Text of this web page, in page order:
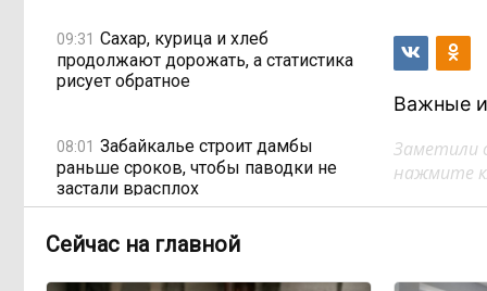
09:31 Сахар, курица и хлеб
продолжают дорожать, а статистика
рисует обратное
08:01 Забайкалье строит дамбы
раньше сроков, чтобы паводки не
застали врасплох
18:01, Вчера
Погодные качели в
Важные
Заметили
нажмите
Сейчас на главной